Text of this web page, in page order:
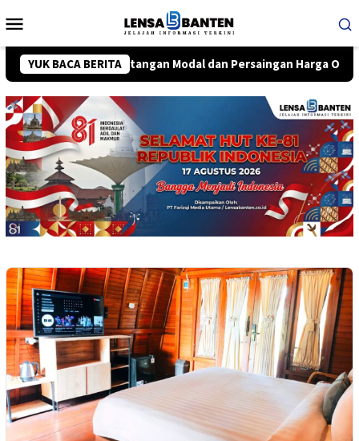
ke
Mobile
YUK BACA BERITA
Hadapi Tantangan Modal dan Persaingan Harga Online